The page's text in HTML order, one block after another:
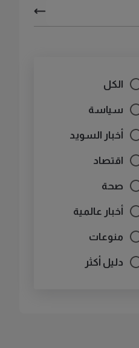
الكل
سياسة
أخبار السويد
اقتصاد
صحة
أخبار عالمية
منوعات
دليل أكثر